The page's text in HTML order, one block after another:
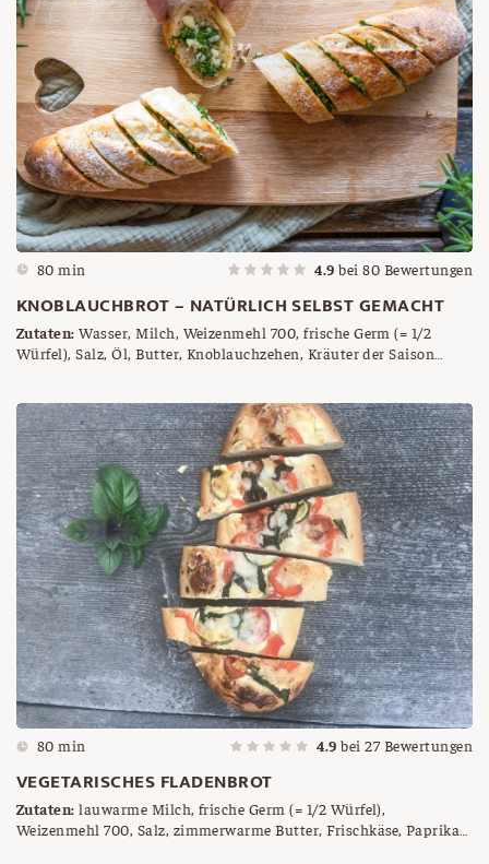
80 min 4.9 bei80 Bewertungen
KNOBLAUCHBROT – NATÜRLICH SELBST GEMACHT
Zutaten: Wasser, Milch, Weizenmehl 700, frische Germ (= 1/2
Würfel), Salz, Öl, Butter, Knoblauchzehen, Kräuter der Saison
80 min 4.9 bei27Bewertungen
VEGETARISCHES FLADENBROT
Zutaten: lauwarme Milch, frische Germ (= 1/2 Würfel),
Weizenmehl 700, Salz, zimmerwarme Butter, Frischkäse, Paprika,